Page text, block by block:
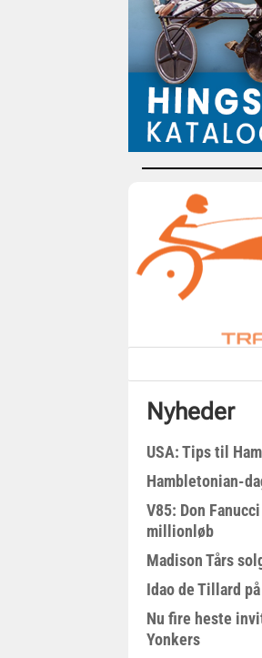
Nyheder
USA: Tips til
Hambletonian-
V85: Don
millionløb
Madison Tårs
Idao de Tillard
Nu fire heste
Yonkers